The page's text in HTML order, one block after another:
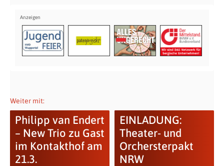
Weiter mit:
Philipp van Endert
– New Trio zu Gast
im Kontakthof am
21.3.
EINLADUNG:
Theater- und
Orchersterpakt
NRW